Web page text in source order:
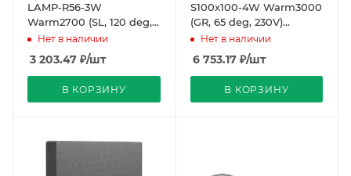
LAMP-R56-3W
Warm2700 (SL, 120 deg,
24V) (Arlight, IP67
Металл, 3 года)
Нет в наличии
3 203.47 ₽/шт
В КОРЗИНУ
S100x100-4W Warm3000
(GR, 65 deg, 230V)
(Arlight, IP65 Металл, 3
Нет в наличии
6 753.17₽/шт
В КОРЗИНУ